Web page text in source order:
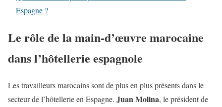
Espagne ?
Le rôle de la main-d’œuvre marocaine
dans l’hôtellerie espagnole
Les travailleurs marocains sont de plus en plus présents dans le
secteur de l’hôtellerie en Espagne. Juan Molina, le président de